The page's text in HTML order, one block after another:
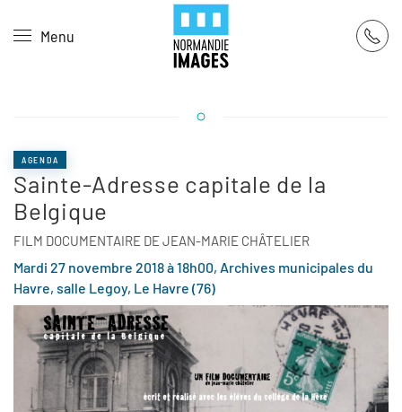
Skip to main content
Menu
AGENDA
Sainte-Adresse capitale de la
Belgique
FILM DOCUMENTAIRE DE JEAN-MARIE CHÂTELIER
Mardi 27 novembre 2018 à 18h00, Archives municipales du
Havre, salle Legoy, Le Havre (76)
Panneau de gestion des cookies